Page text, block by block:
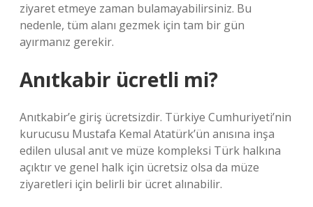
ziyaret etmeye zaman bulamayabilirsiniz. Bu
nedenle, tüm alanı gezmek için tam bir gün
ayırmanız gerekir.
Anıtkabir ücretli mi?
Anıtkabir’e giriş ücretsizdir. Türkiye Cumhuriyeti’nin
kurucusu Mustafa Kemal Atatürk’ün anısına inşa
edilen ulusal anıt ve müze kompleksi Türk halkına
açıktır ve genel halk için ücretsiz olsa da müze
ziyaretleri için belirli bir ücret alınabilir.